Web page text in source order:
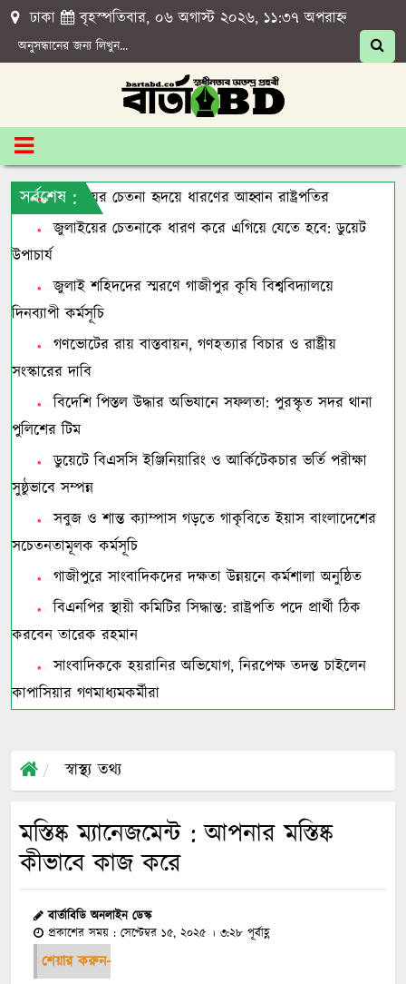
ঢাকা বৃহস্পতিবার, ০৬ অগাস্ট ২০২৬, ১১:৩৭ অপরাহ্ন
সর্বশেষ :জুলাইয়ের চেতনা হৃদয়ে ধারণের আহ্বান রাষ্ট্রপতির
জুলাইয়ের চেতনাকে ধারণ করে এগিয়ে যেতে হবে: ডুয়েট
উপাচার্য
জুলাই শহিদদের স্মরণে গাজীপুর কৃষি বিশ্ববিদ্যালয়ে
দিনব্যাপী কর্মসূচি
গণভোটের রায় বাস্তবায়ন, গণহত্যার বিচার ও রাষ্ট্রীয়
সংস্কারের দাবি
বিদেশি পিস্তল উদ্ধার অভিযানে সফলতা: পুরস্কৃত সদর থানা
পুলিশের টিম
ডুয়েটে বিএসসি ইঞ্জিনিয়ারিং ও আর্কিটেকচার ভর্তি পরীক্ষা
সুষ্ঠুভাবে সম্পন্ন
সবুজ ও শান্ত ক্যাম্পাস গড়তে গাকৃবিতে ইয়াস বাংলাদেশের
সচেতনতামূলক কর্মসূচি
গাজীপুরে সাংবাদিকদের দক্ষতা উন্নয়নে কর্মশালা অনুষ্ঠিত
বিএনপির স্থায়ী কমিটির সিদ্ধান্ত: রাষ্ট্রপতি পদে প্রার্থী ঠিক
করবেন তারেক রহমান
সাংবাদিককে হয়রানির অভিযোগ, নিরপেক্ষ তদন্ত চাইলেন
কাপাসিয়ার গণমাধ্যমকর্মীরা
স্বাস্থ্য তথ্য
মস্তিষ্ক ম্যানেজমেন্ট : আপনার মস্তিষ্ক
কীভাবে কাজ করে
বার্তাবিডি অনলাইন ডেস্ক
প্রকাশের সময় : সেপ্টেম্বর ১৫, ২০২৫ । ৩:২৮ পূর্বাহ্ণ
শেয়ার করুন-